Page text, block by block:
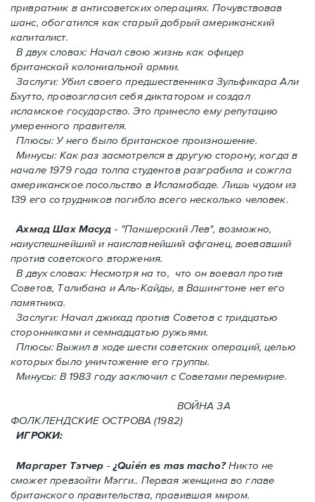
привратник в антисоветских операциях. Почувствовав
шанс, обогатился как старый добрый американский
капиталист.
В двух словах: Начал свою жизнь как офицер
британской колониальной армии.
Заслуги: Убил своего предшественника Зульфикара Али
Бхутто, провозгласил себя диктатором и создал
исламское государство. Это принесло ему репутацию
умеренного правителя.
Плюсы: У него было британское произношение.
Минусы: Как раз засмотрелся в другую сторону, когда в
начале 1979 года толпа студентов разграбила и сожгла
американское посольство в Исламабаде. Лишь чудом из
139 его сотрудников погиблo всего несколько человек.
Ахмад Шах Масуд - "Паншерский Лев", возможно,
наиуспешнейший и наиславнейший афганец, воевавший
против советского вторжения.
В двух словах: Hесмотря на то, что он воевал против
Советов, Талибана и Аль-Кайды, в Вашингтоне нет его
памятника.
Заслуги: Начал джихад против Советов с тридцатью
сторонниками и семнадцатью ружьями.
Плюсы: Выжил в ходе шести советских операций, целью
которых было уничтожение его группы.
Минусы: В 1983 году заключил с Советами перемирие.
ВОЙНА ЗА
ФОЛКЛЕНДСКИЕ ОСТРОВА (1982)
ИГРОКИ:
Маргарет Тэтчер -¿Quién es mas macho?Никто не
сможет превзойти Мэгги.. Первая женщина во главе
британского правительства, правившая миром.